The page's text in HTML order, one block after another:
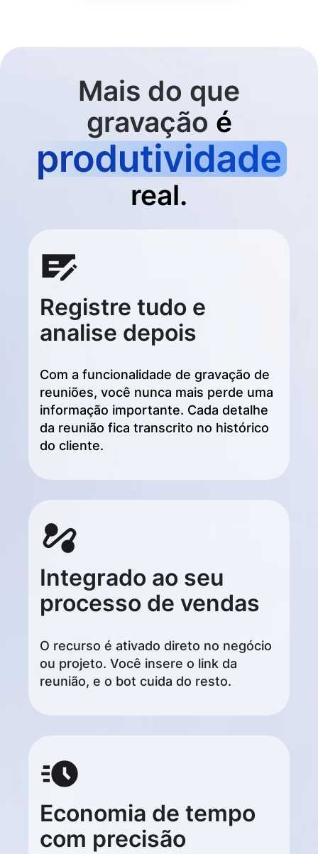
Mais do que
gravação é
real.
Registre tudo e
analise depois
Com a funcionalidade de gravação de
reuniões, você nunca mais perde uma
informação importante. Cada detalhe
da reunião fica transcrito no histórico
do cliente.
Integrado ao seu
processo de vendas
O recurso é ativado direto no negócio
ou projeto. Você insere o link da
reunião, e o bot cuida do resto.
Economia de tempo
com precisão